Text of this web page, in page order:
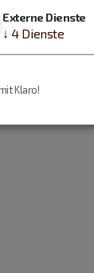
Externe Dienste
↓ 4 Dienste
Klaro!